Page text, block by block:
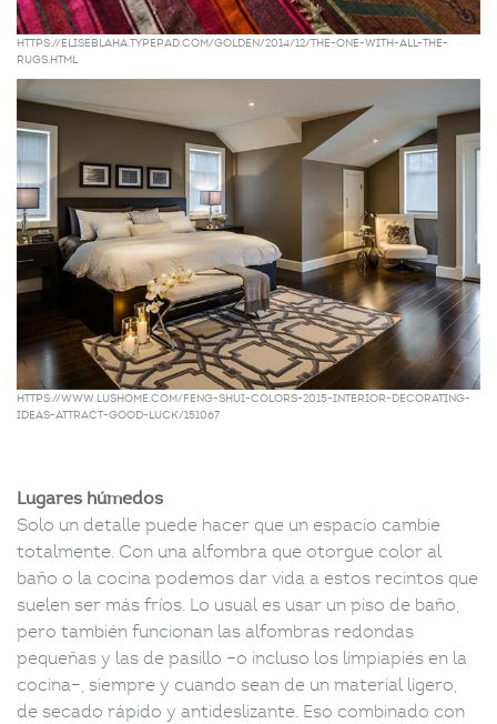
https://eliseblaha.typepad.com/golden/2014/12/the-one-with-all-the-
rugs.html
https://www.lushome.com/feng-shui-colors-2015-interior-decorating-
ideas-attract-good-luck/151067
Lugares húmedos
Solo un detalle puede hacer que un espacio cambie
totalmente. Con una alfombra que otorgue color al
baño o la cocina podemos dar vida a estos recintos que
suelen ser más fríos. Lo usual es usar un piso de baño,
pero también funcionan las alfombras redondas
pequeñas y las de pasillo –o incluso los limpiapiés en la
cocina–, siempre y cuando sean de un material ligero,
de secado rápido y antideslizante. Eso combinado con